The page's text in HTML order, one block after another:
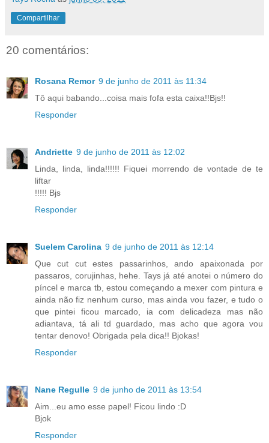
Compartilhar
20 comentários:
Rosana Remor 9 de junho de 2011 às 11:34
Tô aqui babando...coisa mais fofa esta caixa!!Bjs!!
Responder
Andriette 9 de junho de 2011 às 12:02
Linda, linda, linda!!!!!! Fiquei morrendo de vontade de te
liftar
!!!!! Bjs
Responder
Suelem Carolina 9 de junho de 2011 às 12:14
Que cut cut estes passarinhos, ando apaixonada por
passaros, corujinhas, hehe. Tays já até anotei o número do
píncel e marca tb, estou começando a mexer com pintura e
ainda não fiz nenhum curso, mas ainda vou fazer, e tudo o
que pintei ficou marcado, ia com delicadeza mas não
adiantava, tá ali td guardado, mas acho que agora vou
tentar denovo! Obrigada pela dica!! Bjokas!
Responder
Nane Regulle 9 de junho de 2011 às 13:54
Aim...eu amo esse papel! Ficou lindo :D
Bjok
Responder